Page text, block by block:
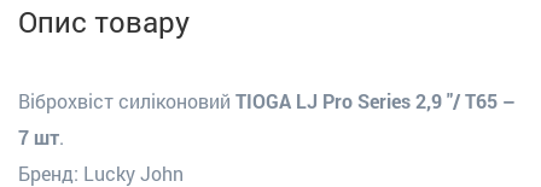
Опис товару
Віброхвіст силіконовий TIOGA LJ Pro Series 2,9 "/ T65 –
7 шт.
Бренд: Lucky John